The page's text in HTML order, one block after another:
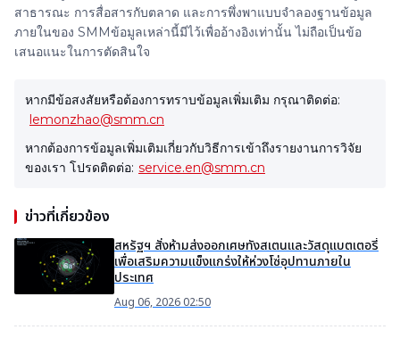
สาธารณะ การสื่อสารกับตลาด และการพึ่งพาแบบจำลองฐานข้อมูล
ภายในของ SMMข้อมูลเหล่านี้มีไว้เพื่ออ้างอิงเท่านั้น ไม่ถือเป็นข้อ
เสนอแนะในการตัดสินใจ
หากมีข้อสงสัยหรือต้องการทราบข้อมูลเพิ่มเติม กรุณาติดต่อ:
lemonzhao@smm.cn
หากต้องการข้อมูลเพิ่มเติมเกี่ยวกับวิธีการเข้าถึงรายงานการวิจัย
ของเรา โปรดติดต่อ: service.en@smm.cn
ข่าวที่เกี่ยวข้อง
สหรัฐฯ สั่งห้ามส่งออกเศษทังสเตนและวัสดุแบตเตอรี่
เพื่อเสริมความแข็งแกร่งให้ห่วงโซ่อุปทานภายใน
ประเทศ
Aug 06, 2026 02:50